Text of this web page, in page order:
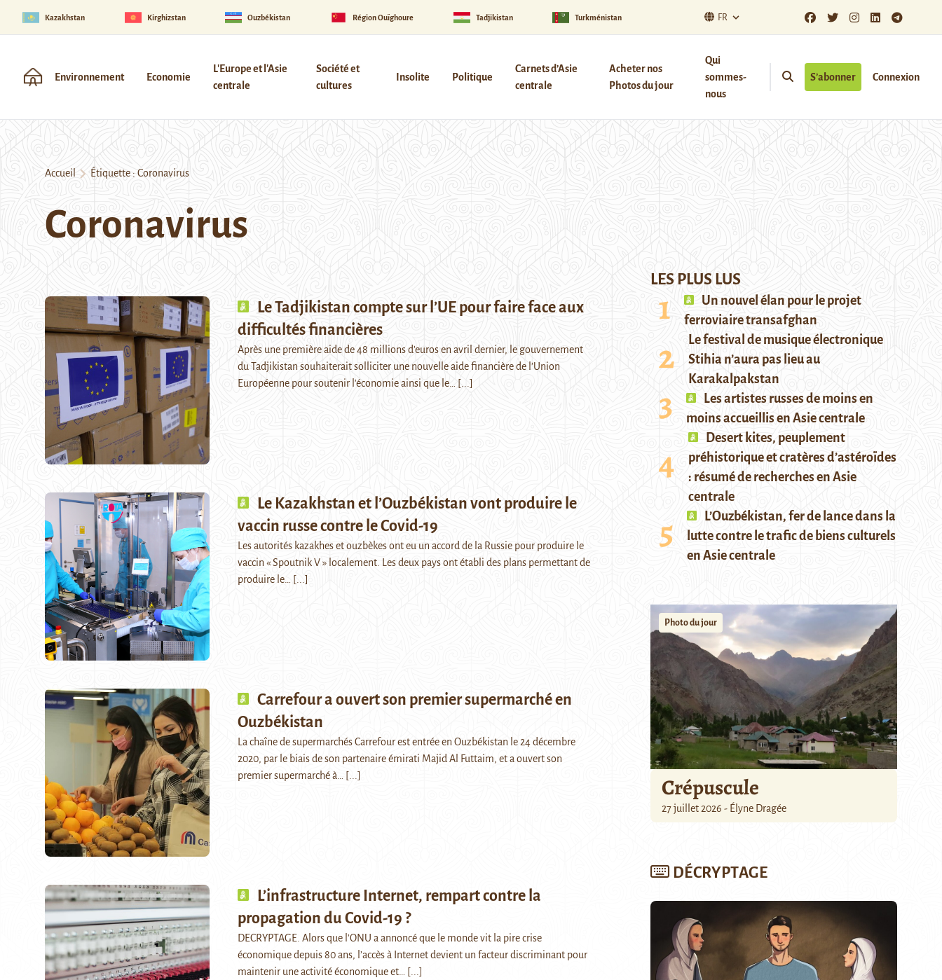
Kazakhstan Kirghizstan Ouzbékistan Région Ouïghoure Tadjikistan Turkménistan FR
Environnement Economie
L'Europe et l'Asie
centrale
Société et
cultures
Insolite Politique
Carnets d’Asie
centrale
Acheter nos
Photos du jour
Qui
sommes-
nous
S’abonner Connexion
Accueil Étiquette : Coronavirus
Coronavirus
Le Tadjikistan compte sur l’UE pour faire face aux
difficultés financières
Après une première aide de 48 millions d'euros en avril dernier, le gouvernement
du Tadjikistan souhaiterait solliciter une nouvelle aide financière de l'Union
Européenne pour soutenir l'économie ainsi que le…
[...]
Le Kazakhstan et l’Ouzbékistan vont produire le
vaccin russe contre le Covid-19
Les autorités kazakhes et ouzbèkes ont eu un accord de la Russie pour produire le
vaccin « Spoutnik V » localement. Les deux pays ont établi des plans permettant de
produire le…
[...]
Carrefour a ouvert son premier supermarché en
Ouzbékistan
La chaîne de supermarchés Carrefour est entrée en Ouzbékistan le 24 décembre
2020, par le biais de son partenaire émirati Majid Al Futtaim, et a ouvert son
premier supermarché à…
[...]
L’infrastructure Internet, rempart contre la
propagation du Covid-19 ?
DECRYPTAGE. Alors que l’ONU a annoncé que le monde vit la pire crise
économique depuis 80 ans, l’accès à Internet devient un facteur discriminant pour
maintenir une activité économique et…
[...]
LES PLUS LUS
Un nouvel élan pour le projet
ferroviaire transafghan
Le festival de musique électronique
Stihia n’aura pas lieu au
Karakalpakstan
Les artistes russes de moins en
moins accueillis en Asie centrale
Desert kites, peuplement
préhistorique et cratères d’astéroïdes
: résumé de recherches en Asie
centrale
L’Ouzbékistan, fer de lance dans la
lutte contre le trafic de biens culturels
en Asie centrale
Photo du jour
Crépuscule
27 juillet 2026 - Élyne Dragée
DÉCRYPTAGE